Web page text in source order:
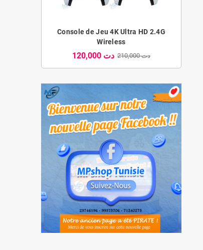
Console de Jeu 4K Ultra HD 2.4G
Wireless
120,000 دت 210,000 دت